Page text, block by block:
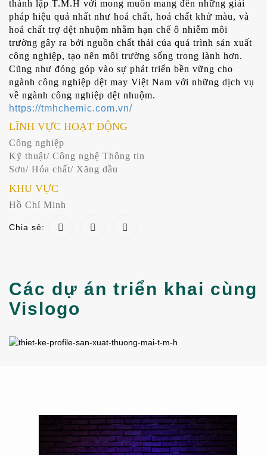
thành lập T.M.H với mong muốn mang đến những giải
pháp hiệu quả nhất như hoá chất, hoá chất khử màu, và
hoá chất trợ dệt nhuộm nhằm hạn chế ô nhiễm môi
trường gây ra bởi nguồn chất thải của quá trình sản xuất
công nghiệp, tạo nên môi trường sống trong lành hơn.
Cũng như đóng góp vào sự phát triển bền vững cho
ngành công nghiệp dệt may Việt Nam với những dịch vụ
về ngành công nghiệp dệt nhuộm.
https://tmhchemic.com.vn/
LĨNH VỰC HOẠT ĐỘNG
Công nghiệp
Kỹ thuật/ Công nghệ Thông tin
Sơn/ Hóa chất/ Xăng dầu
KHU VỰC
Hồ Chí Minh
Chia sẻ:
Các dự án triển khai cùng
Vislogo